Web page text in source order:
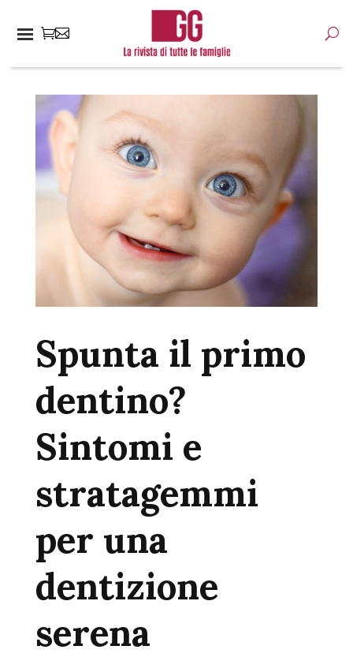
Spunta il primo
dentino?
Sintomi e
stratagemmi
per una
dentizione
serena